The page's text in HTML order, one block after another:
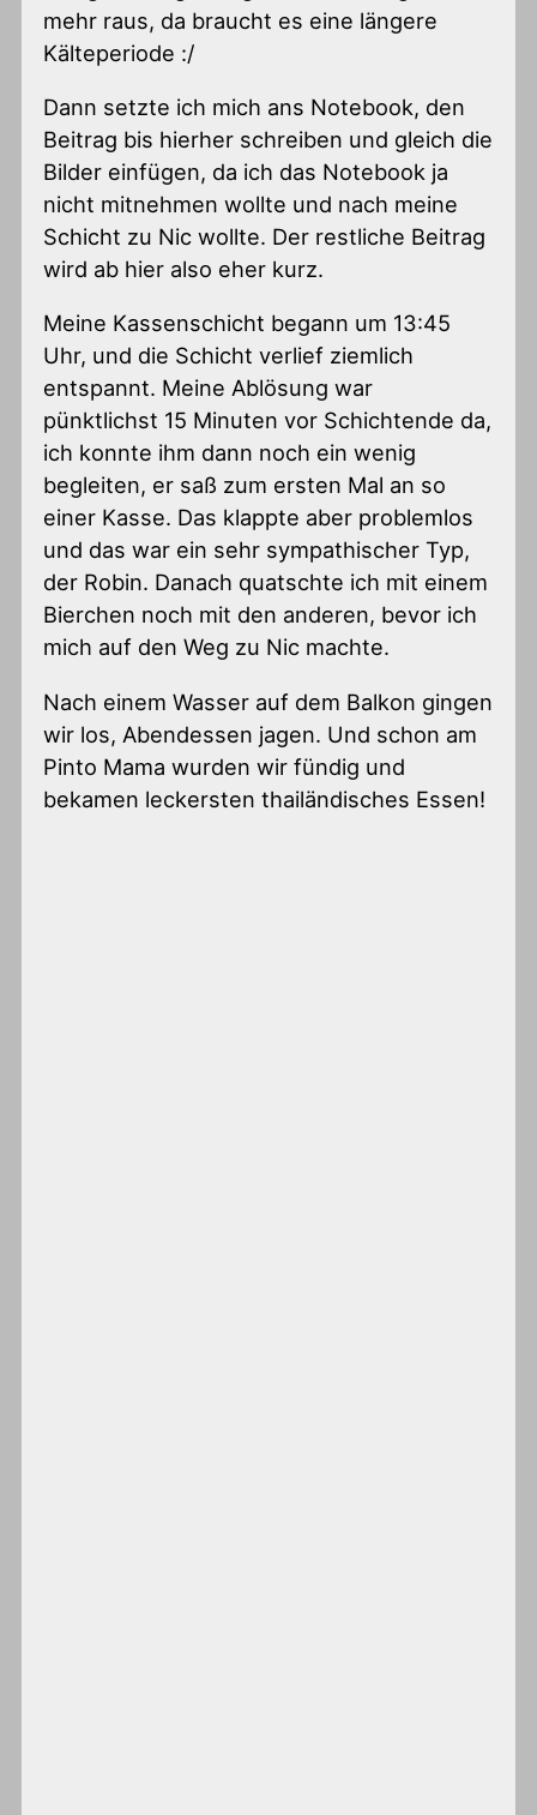
mehr raus, da braucht es eine längere
Kälteperiode :/
Dann setzte ich mich ans Notebook, den
Beitrag bis hierher schreiben und gleich die
Bilder einfügen, da ich das Notebook ja
nicht mitnehmen wollte und nach meine
Schicht zu Nic wollte. Der restliche Beitrag
wird ab hier also eher kurz.
Meine Kassenschicht begann um 13:45
Uhr, und die Schicht verlief ziemlich
entspannt. Meine Ablösung war
pünktlichst 15 Minuten vor Schichtende da,
ich konnte ihm dann noch ein wenig
begleiten, er saß zum ersten Mal an so
einer Kasse. Das klappte aber problemlos
und das war ein sehr sympathischer Typ,
der Robin. Danach quatschte ich mit einem
Bierchen noch mit den anderen, bevor ich
mich auf den Weg zu Nic machte.
Nach einem Wasser auf dem Balkon gingen
wir los, Abendessen jagen. Und schon am
Pinto Mama wurden wir fündig und
bekamen leckersten thailändisches Essen!